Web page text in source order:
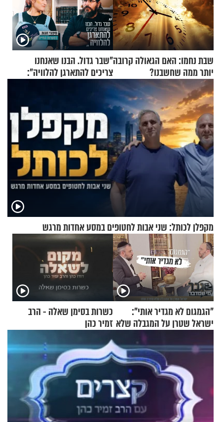
שבת נחמו: האם הגאולה קרובה
יותר ממה שחשבנו?
"שבר גדול. הבנו שאנחנו
צריכים להתארגן להלוויה":
זוגיות במבחן, הפעם עם מרים
וגד דנינו
מקפלן לכותל: שני אבות לחטופים במסע אחדות מרגש
"הגמגום לא מגדיר אותי":
ישראל שטרן על המגבלה שלא
כשרות בסימן שאלה - הרב
זמיר כהן